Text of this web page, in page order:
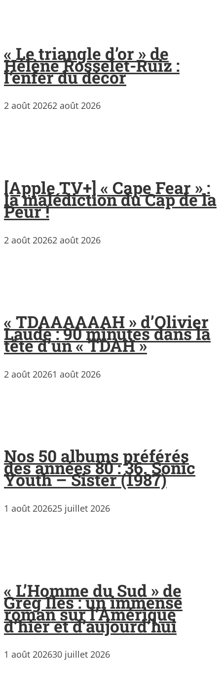
« Le triangle d’or » de
Hélène Rosselet-Ruiz :
l’enfer du décor
2 août 20262 août 2026
[Apple TV+] « Cape Fear » :
la malédiction du Cap de la
Peur !
2 août 20262 août 2026
« TDAAAAAAH » d’Olivier
Laude : 90 minutes dans la
tête d’un « TDAH »
2 août 20261 août 2026
Nos 50 albums préférés
des années 80 : 36. Sonic
Youth – Sister (1987)
1 août 202625 juillet 2026
« L’Homme du Sud » de
Greg Iles : un immense
roman sur l’Amérique
d’hier et d’aujourd’hui
1 août 202630 juillet 2026